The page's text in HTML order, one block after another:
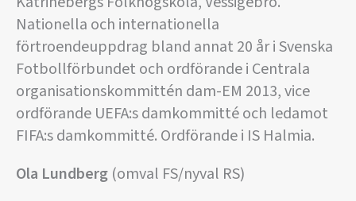
Nationella och internationella
förtroendeuppdrag bland annat 20 år i Svenska
Fotbollförbundet och ordförande i Centrala
organisationskommittén dam-EM 2013, vice
ordförande UEFA:s damkommitté och ledamot
FIFA:s damkommitté. Ordförande i IS Halmia.
Ola Lundberg (omval FS/nyval RS)